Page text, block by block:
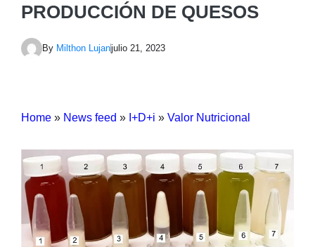
PRODUCCIÓN DE QUESOS
By Milthon Lujanjulio 21, 2023
Home » News feed » I+D+i » Valor Nutricional